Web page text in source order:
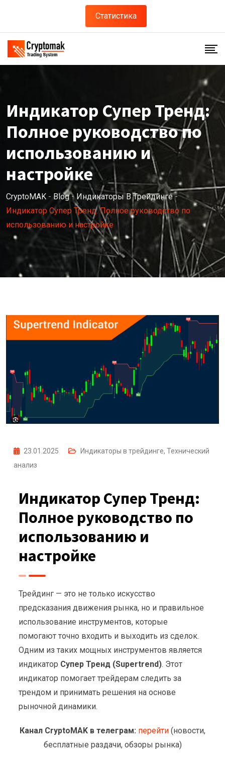
Статистика
Индикатор Супер Тренд:
Полное руководство по
использованию и
настройке
CryptoMAK-Blog-Индикаторы В Трейдинге-
Индикатор Супер Тренд: Полное руководство по
использованию и настройке
23.01.2025 Индикаторы в трейдинге, Технический
анализ
Индикатор Супер Тренд:
Полное руководство по
использованию и
настройке
Трейдинг — это не только искусство
предсказания движения рынка, но и правильное
использование инструментов, которые
помогают точно входить и выходить из сделок.
Одним из таких мощных инструментов является
индикатор Супер Тренд (Supertrend). Этот
индикатор помогает трейдерам следить за
трендом и принимать решения на основе
рыночной динамики.
Канал CryptoMAK в телеграм: перейти (новости,
бесплатные раздачи, обзоры рынка)